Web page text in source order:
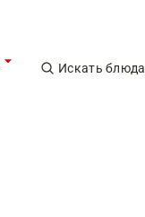
Искать блюда